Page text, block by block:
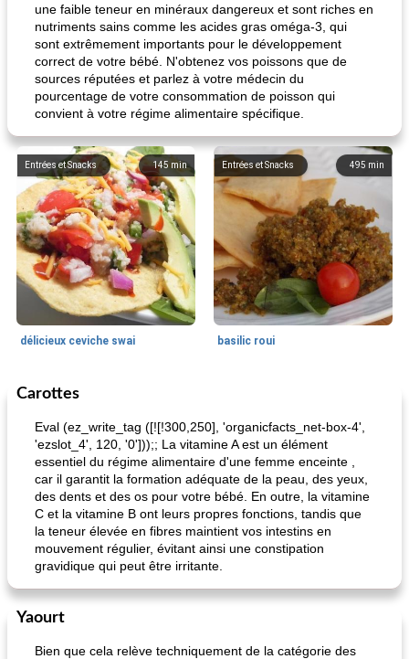
une faible teneur en minéraux dangereux et sont riches en
nutriments sains comme les acides gras oméga-3, qui
sont extrêmement importants pour le développement
correct de votre bébé. N'obtenez vos poissons que de
sources réputées et parlez à votre médecin du
pourcentage de votre consommation de poisson qui
convient à votre régime alimentaire spécifique.
145 min
Entrées et Snacks
délicieux ceviche swai
495 min
Entrées et Snacks
basilic roui
Déjeuner / Snacks
pois chiches rôtis aux épices amandes au cheddar rôti
Carottes
Eval (ez_write_tag ([![!300,250], 'organicfacts_net-box-4',
'ezslot_4', 120, '0']));; La vitamine A est un élément
essentiel du régime alimentaire d'une femme enceinte ,
car il garantit la formation adéquate de la peau, des yeux,
des dents et des os pour votre bébé. En outre, la vitamine
C et la vitamine B ont leurs propres fonctions, tandis que
la teneur élevée en fibres maintient vos intestins en
mouvement régulier, évitant ainsi une constipation
gravidique qui peut être irritante.
Yaourt
Bien que cela relève techniquement de la catégorie des